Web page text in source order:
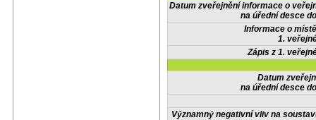
Datum zveřejnění informace o
na úřední desce
Informace o
1.
Zápis z 1.
Datum
na úřední desce
Významný negativní vliv na